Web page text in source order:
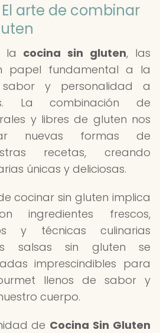
arte de combinar
la cocina sin gluten, las
papel fundamental a la
y personalidad a
La combinación de
y libres de gluten nos
nuevas formas de
recetas, creando
únicas y deliciosas.
cocinar sin gluten implica
ingredientes frescos,
y técnicas culinarias
salsas sin gluten se
imprescindibles para
llenos de sabor y
cuerpo.
de Cocina Sin Gluten